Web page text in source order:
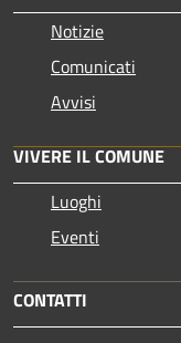
Notizie
Comunicati
Avvisi
VIVERE IL COMUNE
Luoghi
Eventi
CONTATTI